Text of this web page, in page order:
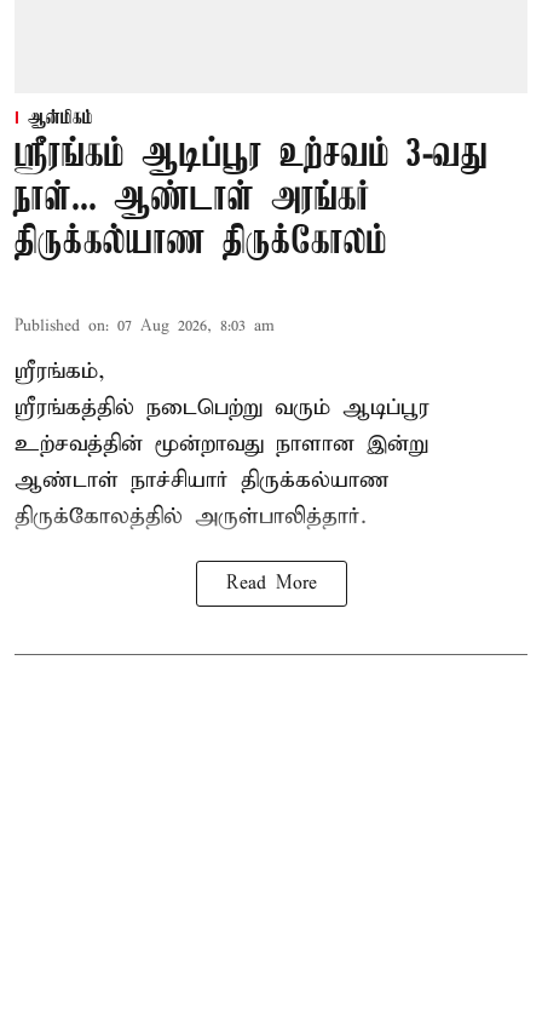
ஆன்மிகம்
ஸ்ரீரங்கம் ஆடிப்பூர உற்சவம் 3-வது
நாள்... ஆண்டாள் அரங்கர்
திருக்கல்யாண திருக்கோலம்
Published on: 07 Aug 2026, 8:03 am
ஸ்ரீரங்கம்,
ஸ்ரீரங்கத்தில் நடைபெற்று வரும் ஆடிப்பூர
உற்சவத்தின் மூன்றாவது நாளான இன்று
ஆண்டாள் நாச்சியார் திருக்கல்யாண
திருக்கோலத்தில் அருள்பாலித்தார்.
Read More